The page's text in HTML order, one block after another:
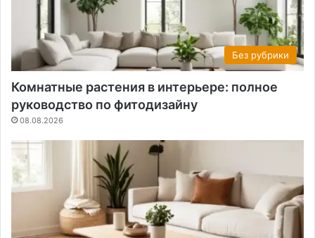
Без рубрики
Комнатные растения в интерьере: полное
руководство по фитодизайну
08.08.2026